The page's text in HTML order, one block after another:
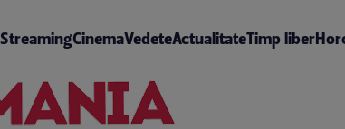
StreamingCinemaVedeteActualitateTimp liber